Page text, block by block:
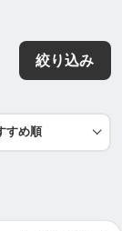
/
絞り込み